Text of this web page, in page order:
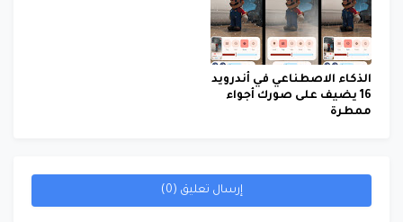
الذكاء الاصطناعي في أندرويد
16 يضيف على صورك أجواء
ممطرة
إرسال تعليق (0)